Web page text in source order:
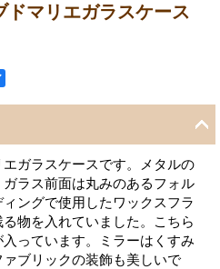
マリエガラスケース
ガラスケースです。メタルの
ラス前面は丸みのあるフォル
ングで使用したワックスフラ
物を入れていました。こちら
っています。ミラーはくすみ
ブリックの装飾も美しいで